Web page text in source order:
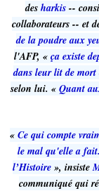
des harkis --
collaborateurs -- et
de la poudre aux
l'AFP, « ça existe
dans leur lit de mort
selon lui. « Quant
« Ce qui compte
le mal qu'elle a
l’Histoire », insiste
communiqué qui